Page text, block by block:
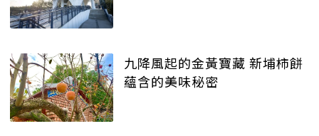
九降風起的金黃寶藏 新埔柿餅
蘊含的美味秘密